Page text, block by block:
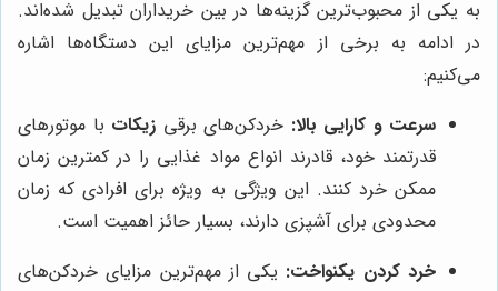
به یکی از محبوب‌ترین گزینه‌ها در بین خریداران تبدیل شده‌اند.
در ادامه به برخی از مهم‌ترین مزایای این دستگاه‌ها اشاره
می‌کنیم:
سرعت و کارایی بالا: خردکن‌های برقی زیکات با موتورهای
قدرتمند خود، قادرند انواع مواد غذایی را در کمترین زمان
ممکن خرد کنند. این ویژگی به ویژه برای افرادی که زمان
محدودی برای آشپزی دارند، بسیار حائز اهمیت است.
خرد کردن یکنواخت: یکی از مهم‌ترین مزایای خردکن‌های